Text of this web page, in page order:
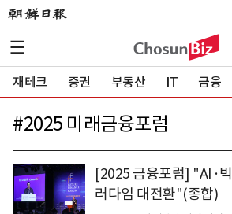
재테크 증권 부동산 IT 금융
#2025 미래금융포럼
[2025 금융포럼] "AI·
러다임 대전환"(종합)